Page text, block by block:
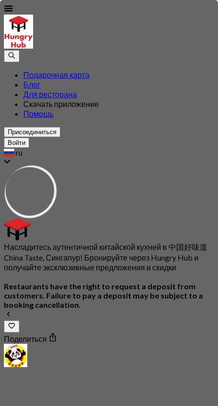
Подарочная карта
Блог
Для ресторана
Скачать приложение
Помощь
Присоединиться
Войти
ru
Насладитесь аутентичной китайской кухней в 中国好味道
China Taste, Сингапур! Бронируйте через Hungry Hub и
получайте эксклюзивные предложения и скидки
Restaurants have the right to request a deposit from
customers. Failure to pay a deposit may be subject to a
booking cancellation.
Поделиться